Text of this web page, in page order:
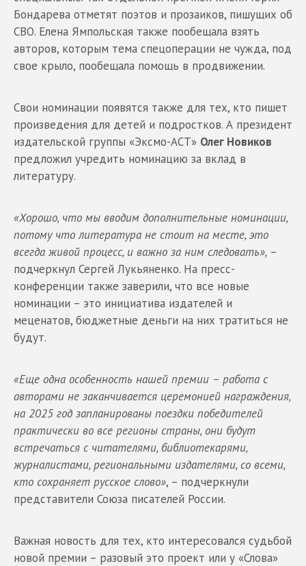
Бондарева отметят поэтов и прозаиков, пишущих об
СВО. Елена Ямпольская также пообещала взять
авторов, которым тема спецоперации не чужда, под
свое крыло, пообещала помощь в продвижении.
Свои номинации появятся также для тех, кто пишет
произведения для детей и подростков. А президент
издательской группы «Эксмо-АСТ» Олег Новиков
предложил учредить номинацию за вклад в
литературу.
«Хорошо, что мы вводим дополнительные номинации,
потому что литература не стоит на месте, это
всегда живой процесс, и важно за ним следовать», –
подчеркнул Сергей Лукьяненко. На пресс-
конференции также заверили, что все новые
номинации – это инициатива издателей и
меценатов, бюджетные деньги на них тратиться не
будут.
«Еще одна особенность нашей премии – работа с
авторами не заканчивается церемонией награждения,
на 2025 год запланированы поездки победителей
практически во все регионы страны, они будут
встречаться с читателями, библиотекарями,
журналистами, региональными издателями, со всеми,
кто сохраняет русское слово», – подчеркнули
представители Союза писателей России.
Важная новость для тех, кто интересовался судьбой
новой премии – разовый это проект или у «Слова»